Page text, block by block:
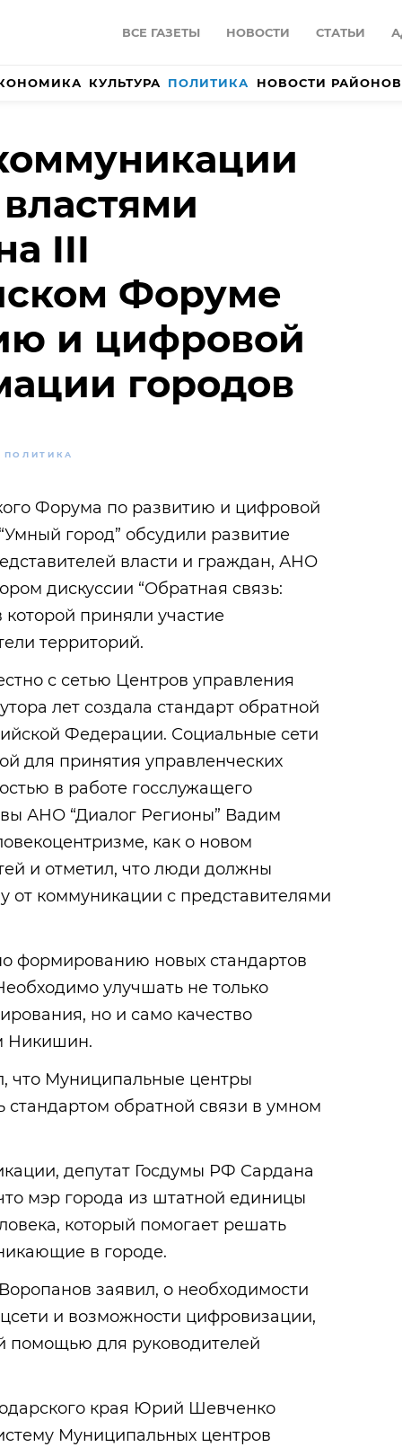
ВСЕ ГАЗЕТЫ НОВОСТИ СТАТЬИ
КУЛЬТУРА ПОЛИТИКА НОВОСТИ РАЙОНОВ
III
Форуме
и цифровой
городов
ПОЛИТИКА
Форума по развитию и цифровой
город” обсудили развитие
власти и граждан, АНО
дискуссии “Обратная связь:
приняли участие
территорий.
с сетью Центров управления
лет создала стандарт обратной
Федерации. Социальные сети
для принятия управленческих
в работе госслужащего
АНО “Диалог Регионы” Вадим
как о новом
и отметил, что люди должны
от коммуникации с представителями
формированию новых стандартов
улучшать не только
но и само качество
Никишин.
что Муниципальные центры
стандартом обратной связи в умном
депутат Госдумы РФ Сардана
мэр города из штатной единицы
который помогает решать
в городе.
заявил, о необходимости
и возможности цифровизации,
помощью для руководителей
края Юрий Шевченко
Муниципальных центров